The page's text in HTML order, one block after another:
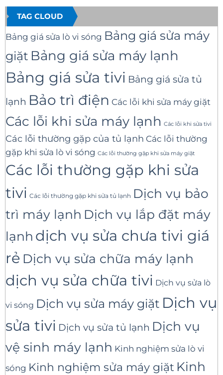
TAG CLOUD
Bảng giá sửa lò vi sóng Bảng giá sửa máy
giặt Bảng giá sửa máy lạnh
Bảng giá sửa tivi Bảng giá sửa tủ
lạnh Bảo trì điện Các lỗi khi sửa máy giặt
Các lỗi khi sửa máy lạnh Các lỗi khi sửa tivi
Các lỗi thường gặp của tủ lạnh Các lỗi thường
gặp khi sửa lò vi sóng Các lỗi thường gặp khi sửa máy giặt
Các lỗi thường gặp khi sửa
tivi Các lỗi thường gặp khi sửa tủ lạnh Dịch vụ bảo
trì máy lạnh Dịch vụ lắp đặt máy
lạnh dịch vụ sửa chưa tivi giá
rẻ Dịch vụ sửa chữa máy lạnh
dịch vụ sửa chữa tivi Dịch vụ sửa lò
vi sóng Dịch vụ sửa máy giặt Dịch vụ
sửa tivi Dịch vụ sửa tủ lạnh Dịch vụ
vệ sinh máy lạnh Kinh nghiệm sửa lò vi
sóng Kinh nghiệm sửa máy giặt Kinh